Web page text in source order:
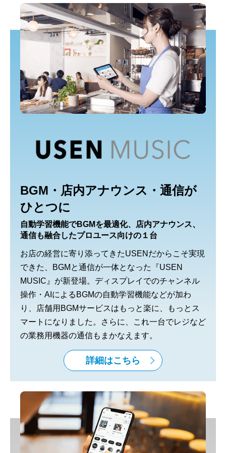
BGM・店内アナウンス・通信が
ひとつに
自動学習機能でBGMを最適化、店内アナウンス、
通信も融合したプロユース向けの１台
お店の経営に寄り添ってきたUSENだからこそ実現
できた、BGMと通信が一体となった『USEN
MUSIC』が新登場。ディスプレイでのチャンネル
操作・AIによるBGMの自動学習機能などが加わ
り、店舗用BGMサービスはもっと楽に、もっとス
マートになりました。さらに、これ一台でレジなど
の業務用機器の通信もまかなえます。
詳細はこちら